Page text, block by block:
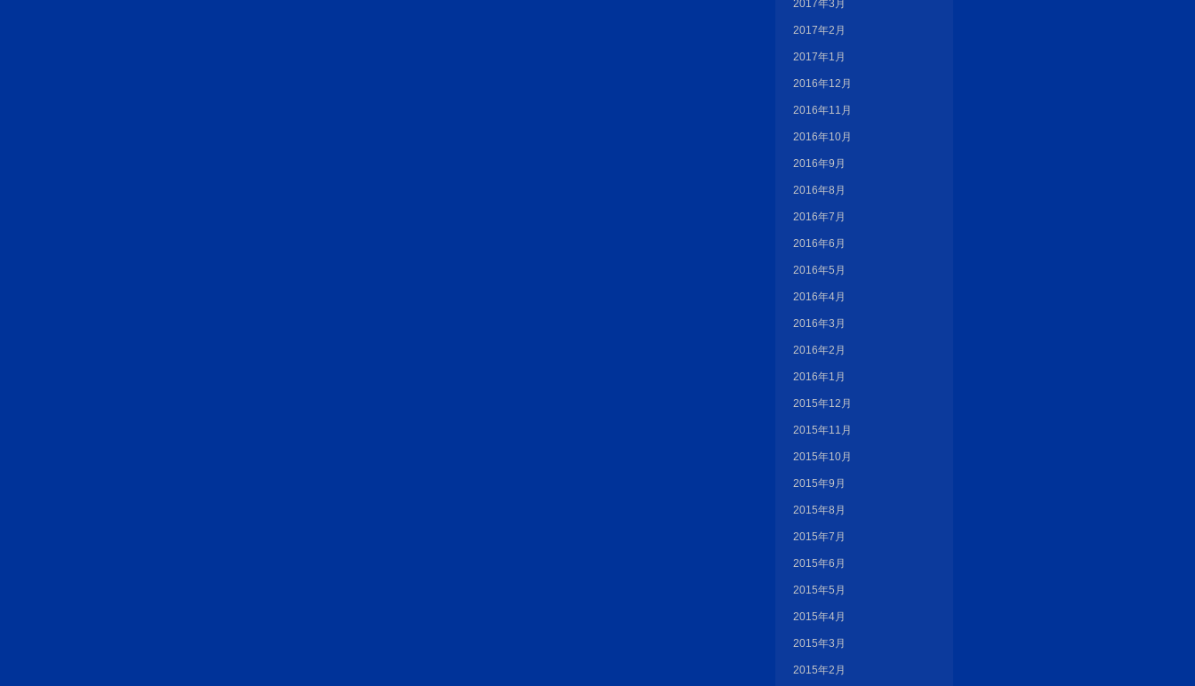
2017年3月
2017年2月
2017年1月
2016年12月
2016年11月
2016年10月
2016年9月
2016年8月
2016年7月
2016年6月
2016年5月
2016年4月
2016年3月
2016年2月
2016年1月
2015年12月
2015年11月
2015年10月
2015年9月
2015年8月
2015年7月
2015年6月
2015年5月
2015年4月
2015年3月
2015年2月